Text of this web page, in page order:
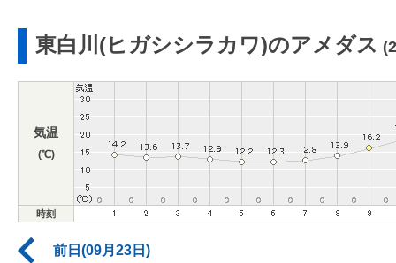
東白川(ヒガシシラカワ)のアメダス
気温
(℃)
時刻
前日(09月23日)